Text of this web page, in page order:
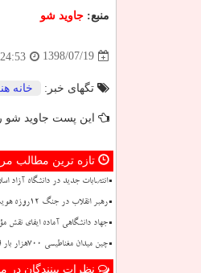
منبع: جاوید شو
1398/07/19
تگهای خبر:
خانه
این پست جاوید شو
تازه ترین مطالب
انتصابات جدید در دانشگاه آزاد
رهبر انقلاب در جنگ ۱۲روزه هویت ایرانی و اسلامی را کنار هم قرار دادند
جهاد دانشگاهی آماده ایفای
چین میدان مغناطیسی ۷۰۰هزار بار قدرتمندتر از زمین ایجاد کرد
نظرات بینندگان در